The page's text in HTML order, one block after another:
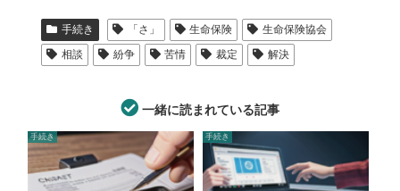
手続き 「さ」 生命保険
生命保険協会
相談
紛争 苦情 裁定 解決
一緒に読まれている記事
手続き 手続き